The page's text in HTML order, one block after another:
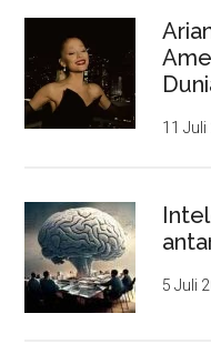
11 Juli
5 Juli